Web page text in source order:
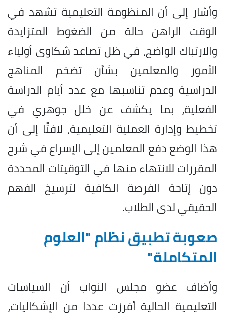
وأشار إلى أن المنظومة التعليمية تشهد في
الوقت الراهن حالة من الضغوط المتزايدة
والارتباك الواضح، في ظل تصاعد شكاوى أولياء
الأمور والمعلمين بشأن تضخم المناهج
الدراسية وعدم تناسبها مع عدد أيام الدراسة
الفعلية، بما يكشف عن خلل جوهري في
تخطيط وإدارة العملية التعليمية، لافتًا إلى أن
هذا الوضع دفع المعلمين إلى الإسراع في شرح
المقررات للانتهاء منها في التوقيتات المحددة
دون إتاحة الفرصة الكافية لترسيخ الفهم
الحقيقي لدى الطلاب.
صعوبة تطبيق نظام "العلوم
المتكاملة"
وأضاف عضو مجلس النواب أن السياسات
التعليمية الحالية أفرزت عددا من الإشكاليات،